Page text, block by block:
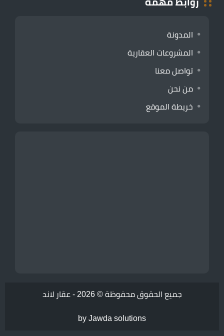
روابط مهمة
المدونة
المشروعات العقارية
تواصل معنا
من نحن
خريطة الموقع
جميع الحقوق محفوظة © 2026 - عقار لاند
by Jawda solutions